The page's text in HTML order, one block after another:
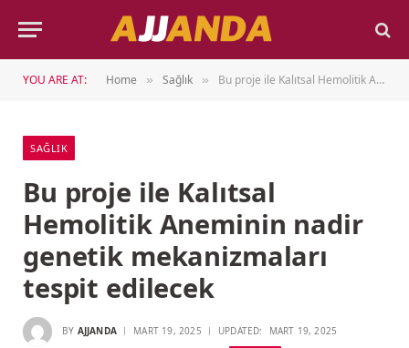
YOU ARE AT: Home » Sağlık » Bu proje ile Kalıtsal Hemolitik Aneminin nadir genetik mekanizmaları tespit edilecek
SAĞLIK
Bu proje ile Kalıtsal
Hemolitik Aneminin nadir
genetik mekanizmaları
tespit edilecek
BY AJJANDA MART 19, 2025 UPDATED: MART 19, 2025